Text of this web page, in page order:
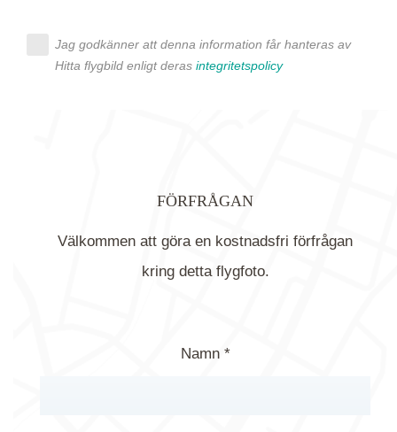
Jag godkänner att denna information får hanteras av
Hitta flygbild enligt deras integritetspolicy
FÖRFRÅGAN
Välkommen att göra en kostnadsfri förfrågan
kring detta flygfoto.
Namn *